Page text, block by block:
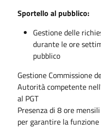
Sportello al pubblico:
Gestione delle
durante le ore
pubblico
Gestione Commissione
Autorità competente
al PGT
Presenza di 8 ore
per garantire la